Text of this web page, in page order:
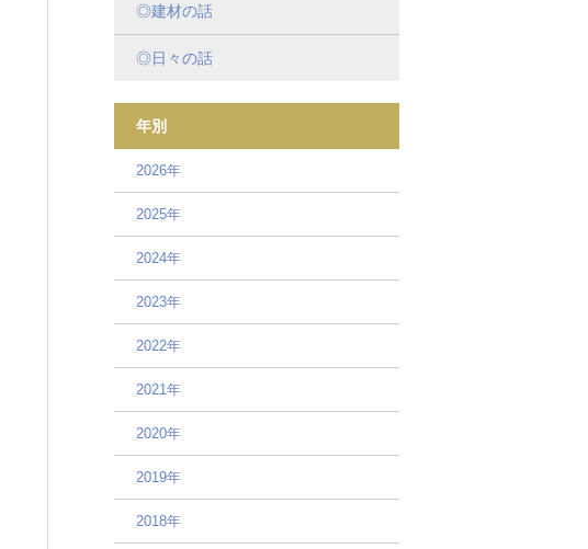
◎建材の話
◎日々の話
年別
2026年
2025年
2024年
2023年
2022年
2021年
2020年
2019年
2018年